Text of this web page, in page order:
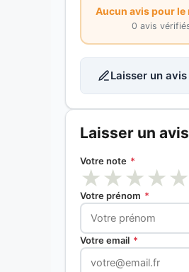
Aucun avis pour le
0 avis
Laisser un avis
Laisser un avis
Votre note *
★★★★★
Votre prénom *
Votre email *